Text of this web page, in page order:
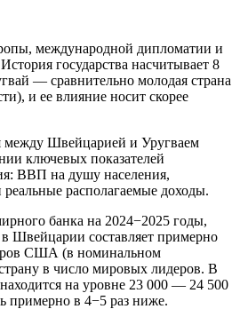
международной дипломатии и
государства насчитывает 8
— сравнительно молодая страна
и ее влияние носит скорее
между Швейцарией и Уругваем
ключевых показателей
ВВП на душу населения,
реальные располагаемые доходы.
банка на 2024−2025 годы,
Швейцарии составляет примерно
США (в номинальном
в число мировых лидеров. В
находится на уровне 23 000 — 24 500
в 4−5 раз ниже.